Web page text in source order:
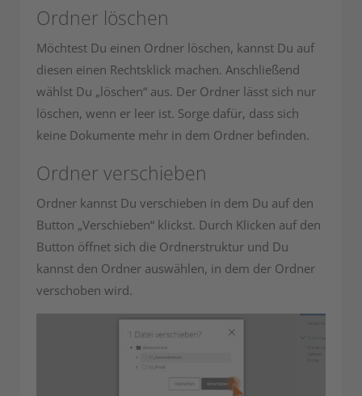
Ordner löschen
Möchtest Du einen Ordner löschen, kannst Du auf
diesen einen Rechtsklick machen. Anschließend
wählst Du „löschen“ aus. Der Ordner lässt sich nur
löschen, wenn er leer ist. Sorge dafür, dass sich
keine Dokumente mehr in dem Ordner befinden.
Ordner verschieben
Ordner kannst Du verschieben in dem Du auf den
Button „Verschieben“ klickst. Durch Klicken auf den
Button öffnet sich die Ordnerstruktur und Du
kannst den Ordner auswählen, in dem der Ordner
verschoben wird.